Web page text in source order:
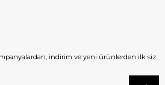
indirim ve yeni ürünlerden ilk siz